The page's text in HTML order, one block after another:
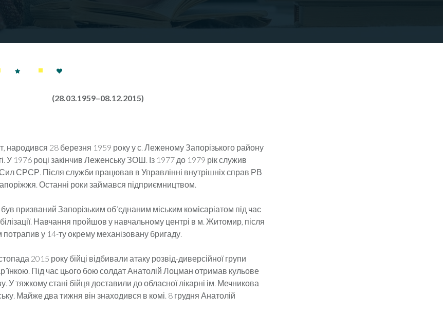
(28.03.1959–08.12.2015)
народився 28 березня 1959 року у с. Леженому Запорізького райо­ну
У 1976 році закінчив Леженську ЗОШ. Із 1977 до 1979 рік служив
СРСР. Після служби пра­цював в Управлінні внутрішніх справ РВ
Останні роки займався підприємництвом.
призваний Запорізьким об’єднаним міським комісаріатом під час
Навчання пройшов у навчальному центрі в м. Житомир, після
потрапив у 14-ту окрему механізовану бригаду.
2015 року бійці відбивали атаку розвід-диверсійної групи
Під час цього бою солдат Анатолій Лоцман отримав кульове
У тяжкому стані бійця доставили до обласної лікарні ім. Мечникова
Майже два тижня він знаходився в комі. 8 грудня Анатолій